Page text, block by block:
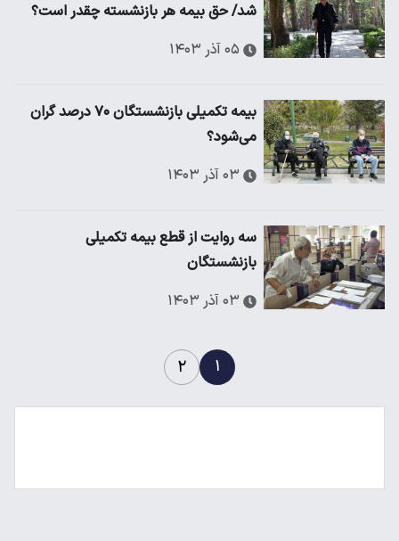
شد/ حق بیمه هر بازنشسته چقدر است؟
۰۵ آذر ۱۴۰۳
بیمه تکمیلی بازنشستگان ۷۰ درصد گران
می‌شود؟
۰۳ آذر ۱۴۰۳
سه روایت از قطع بیمه تکمیلی
بازنشستگان
۰۳ آذر ۱۴۰۳
۱ ۲